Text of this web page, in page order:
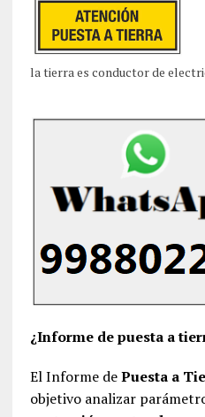
la tierra es conductor de
¿Informe de puesta a
El Informe dePuesta a
objetivo analizar